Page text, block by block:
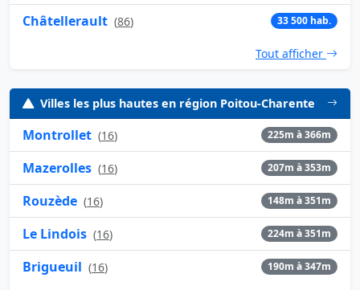
Châtellerault (86) 33 500 hab.
Tout afficher
Villes les plus hautes en région Poitou-Charente
Montrollet (16) 225m à 366m
Mazerolles (16) 207m à 353m
Rouzède (16) 148m à 351m
Le Lindois (16) 224m à 351m
Brigueuil (16) 190m à 347m